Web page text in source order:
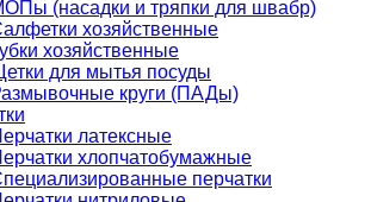
(насадки и тряпки для швабр)
хозяйственные
хозяйственные
для мытья посуды
круги (ПАДы)
латексные
хлопчатобумажные
перчатки